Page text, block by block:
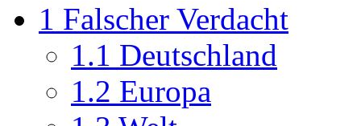
1 Falscher Verdacht
1.1 Deutschland
1.2 Europa